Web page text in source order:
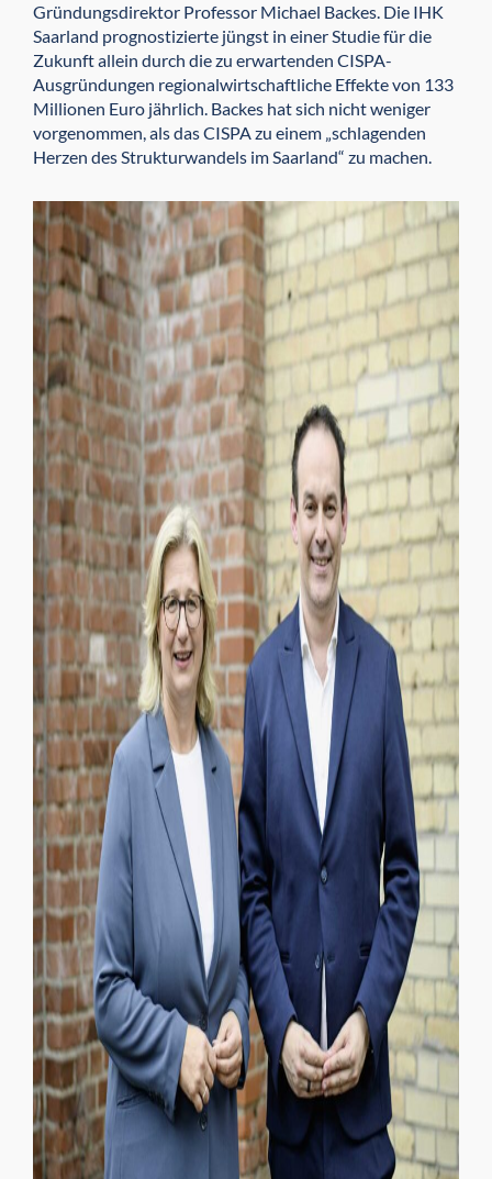
Gründungsdirektor Professor Michael Backes. Die IHK
Saarland prognostizierte jüngst in einer Studie für die
Zukunft allein durch die zu erwartenden CISPA-
Ausgründungen regionalwirtschaftliche Effekte von 133
Millionen Euro jährlich. Backes hat sich nicht weniger
vorgenommen, als das CISPA zu einem „schlagenden
Herzen des Strukturwandels im Saarland“ zu machen.